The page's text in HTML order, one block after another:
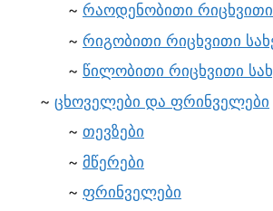
რაოდენობითი
რიგობითი რიცხვითი
წილობითი რიცხვითი
ცხოველები და ფრინველები
თევზები
მწერები
ფრინველები